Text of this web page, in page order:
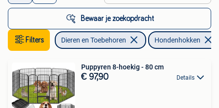
Bewaar je zoekopdracht
Filters Dieren en Toebehoren Hondenhokken
Puppyren 8-hoekig - 80 cm
€ 97,90 Details